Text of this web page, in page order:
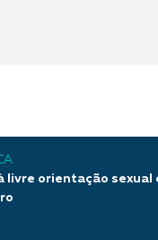
livre orientação sexual